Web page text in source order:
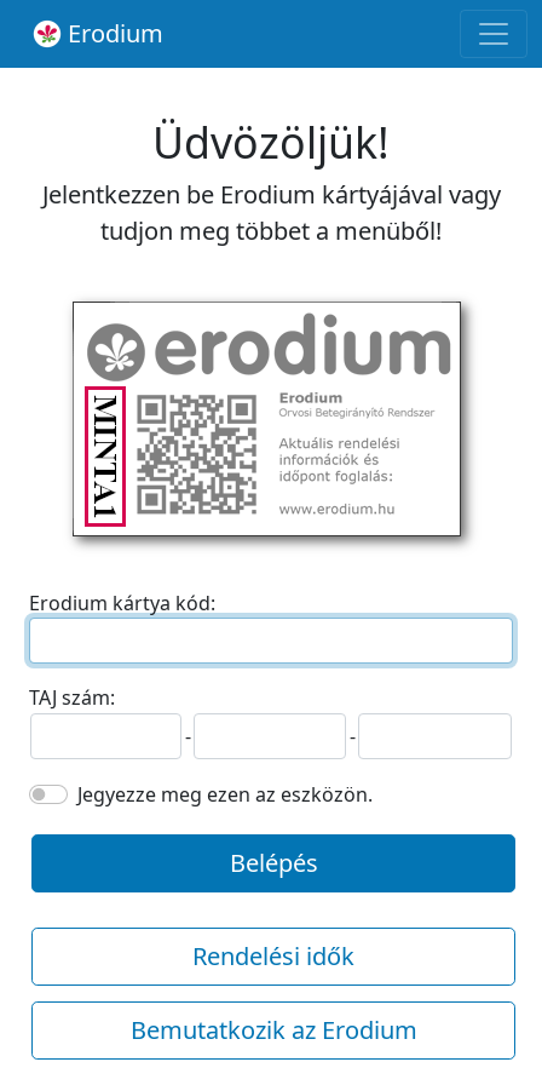
Erodium
Üdvözöljük!
Jelentkezzen be Erodium kártyájával vagy
tudjon meg többet a menüből!
Erodium kártya kód:
TAJ szám:
-
-
Jegyezze meg ezen az eszközön.
Belépés
Rendelési idők
Bemutatkozik az Erodium